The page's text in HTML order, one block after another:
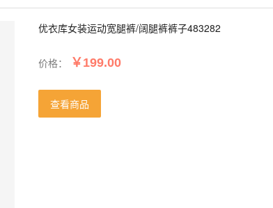
优衣库女装运动宽腿裤/阔腿裤裤子483282
价格： ￥199.00
查看商品